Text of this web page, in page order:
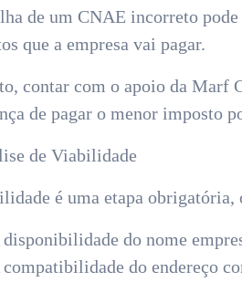
de um CNAE incorreto
que a empresa vai pagar.
contar com o apoio da Marf
de pagar o menor imposto
de Viabilidade
é uma etapa obrigatória,
disponibilidade do nome
compatibilidade do endereço